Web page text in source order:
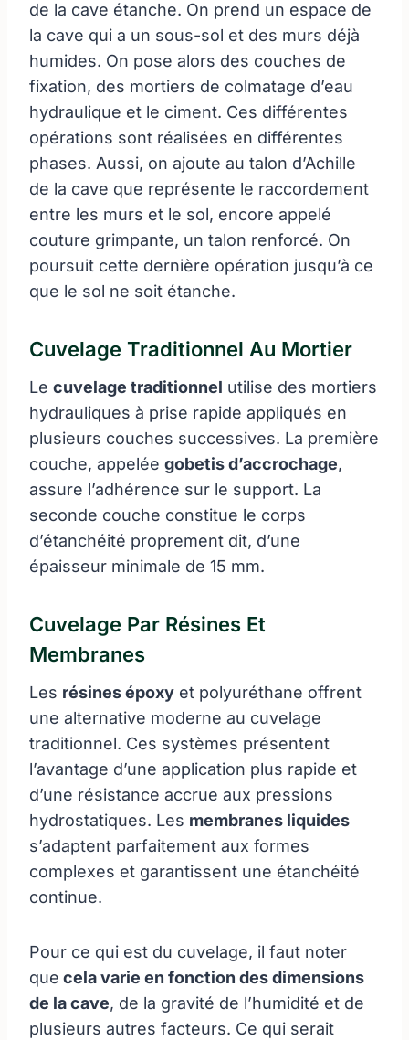
de la cave étanche. On prend un espace de
la cave qui a un sous-sol et des murs déjà
humides. On pose alors des couches de
fixation, des mortiers de colmatage d’eau
hydraulique et le ciment. Ces différentes
opérations sont réalisées en différentes
phases. Aussi, on ajoute au talon d’Achille
de la cave que représente le raccordement
entre les murs et le sol, encore appelé
couture grimpante, un talon renforcé. On
poursuit cette dernière opération jusqu’à ce
que le sol ne soit étanche.
Cuvelage Traditionnel Au Mortier
Le cuvelage traditionnel utilise des mortiers
hydrauliques à prise rapide appliqués en
plusieurs couches successives. La première
couche, appelée gobetis d’accrochage,
assure l’adhérence sur le support. La
seconde couche constitue le corps
d’étanchéité proprement dit, d’une
épaisseur minimale de 15 mm.
Cuvelage Par Résines Et
Membranes
Les résines époxy et polyuréthane offrent
une alternative moderne au cuvelage
traditionnel. Ces systèmes présentent
l’avantage d’une application plus rapide et
d’une résistance accrue aux pressions
hydrostatiques. Les membranes liquides
s’adaptent parfaitement aux formes
complexes et garantissent une étanchéité
continue.
Pour ce qui est du cuvelage, il faut noter
que cela varie en fonction des dimensions
de la cave, de la gravité de l’humidité et de
plusieurs autres facteurs. Ce qui serait